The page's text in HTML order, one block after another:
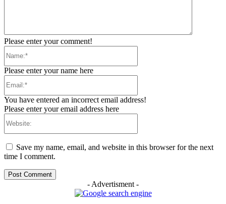
Please enter your comment!
Please enter your name here
You have entered an incorrect email address!
Please enter your email address here
Save my name, email, and website in this browser for the next
time I comment.
- Advertisment -